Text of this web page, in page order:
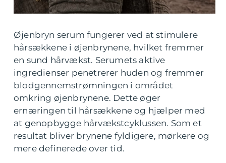
Øjenbryn serum fungerer ved at stimulere
hårsækkene i øjenbrynene, hvilket fremmer
en sund hårvækst. Serumets aktive
ingredienser penetrerer huden og fremmer
blodgennemstrømningen i området
omkring øjenbrynene. Dette øger
ernæringen til hårsækkene og hjælper med
at genopbygge hårvækstcyklussen. Som et
resultat bliver brynene fyldigere, mørkere og
mere definerede over tid.